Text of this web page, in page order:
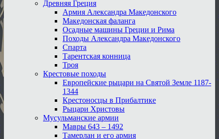
Древняя Греция
Армия Александра Македонского
Македонская фаланга
Осадные машины Греции и Рима
Походы Александра Македонского
Спарта
Тарентская конница
Троя
Крестовые походы
Европейские рыцари на Святой Земле 1187-
1344
Крестоносцы в Прибалтике
Рыцари Христовы
Мусульманские армии
Мавры 643 – 1492
Тамерлан и его армия